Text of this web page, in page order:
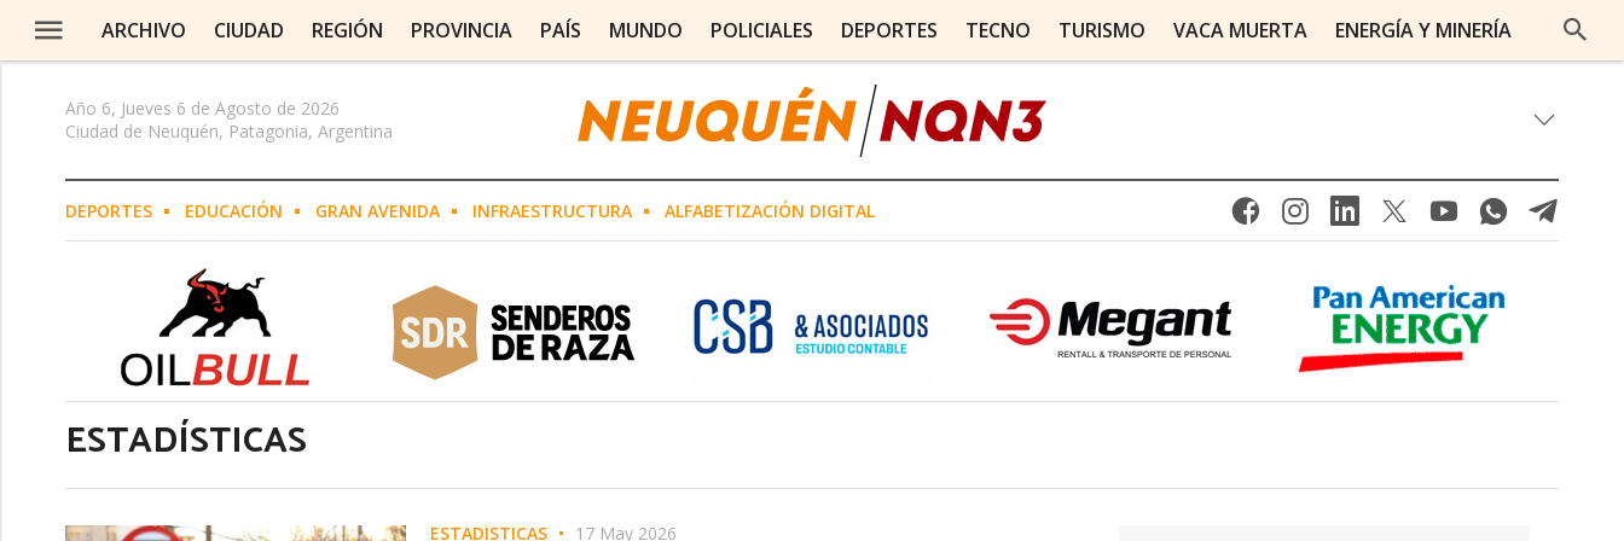
ARCHIVO CIUDAD REGIÓN PROVINCIA PAÍS MUNDO POLICIALES DEPORTES TECNO TURISMO VACA MUERTA ENERGÍA Y MINERÍA
Año 6, Jueves 6 de Agosto de 2026
Ciudad de Neuquén, Patagonia, Argentina
Y ALTO VALLE
NEUQUINO
DEPORTES EDUCACIÓN GRAN AVENIDA INFRAESTRUCTURA ALFABETIZACIÓN DIGITAL
ESTADÍSTICAS
ESTADÍSTICAS 17 May 2026